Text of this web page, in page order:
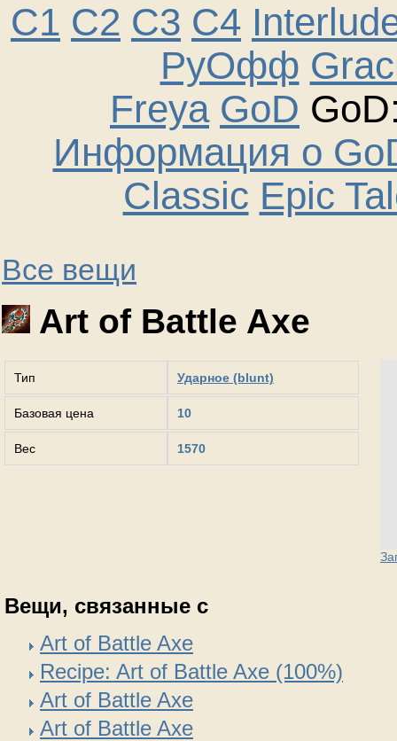
C1 C2 C3 C4
РуОфф
Freya GoD
Информация о
Classic Epic
Все вещи
Art of Battle Axe
Тип Ударное (blunt)
Базовая цена 10
Вес 1570
Вещи, связанные с
Art of Battle Axe
Recipe: Art of Battle Axe (100%)
Art of Battle Axe
Art of Battle Axe